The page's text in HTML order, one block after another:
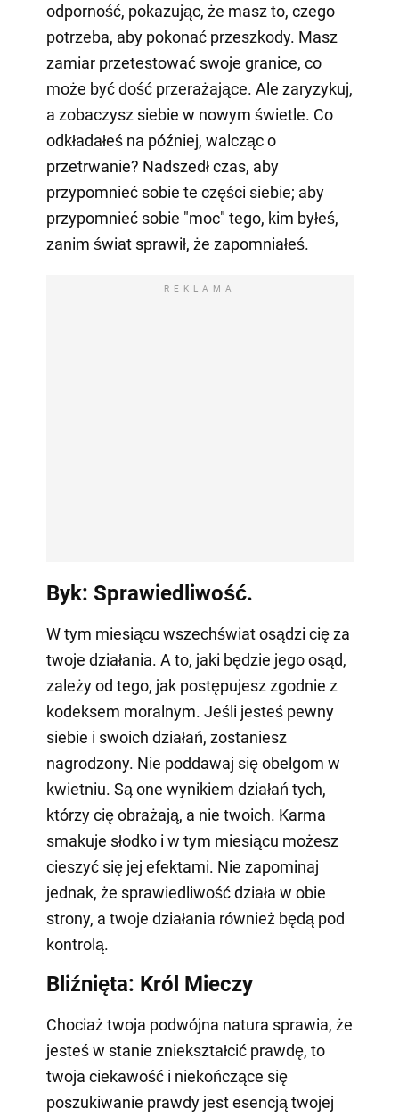
odporność, pokazując, że masz to, czego
potrzeba, aby pokonać przeszkody. Masz
zamiar przetestować swoje granice, co
może być dość przerażające. Ale zaryzykuj,
a zobaczysz siebie w nowym świetle. Co
odkładałeś na później, walcząc o
przetrwanie? Nadszedł czas, aby
przypomnieć sobie te części siebie; aby
przypomnieć sobie "moc" tego, kim byłeś,
zanim świat sprawił, że zapomniałeś.
REKLAMA
Byk: Sprawiedliwość.
W tym miesiącu wszechświat osądzi cię za
twoje działania. A to, jaki będzie jego osąd,
zależy od tego, jak postępujesz zgodnie z
kodeksem moralnym. Jeśli jesteś pewny
siebie i swoich działań, zostaniesz
nagrodzony. Nie poddawaj się obelgom w
kwietniu. Są one wynikiem działań tych,
którzy cię obrażają, a nie twoich. Karma
smakuje słodko i w tym miesiącu możesz
cieszyć się jej efektami. Nie zapominaj
jednak, że sprawiedliwość działa w obie
strony, a twoje działania również będą pod
kontrolą.
Bliźnięta: Król Mieczy
Chociaż twoja podwójna natura sprawia, że
jesteś w stanie zniekształcić prawdę, to
twoja ciekawość i niekończące się
poszukiwanie prawdy jest esencją twojej